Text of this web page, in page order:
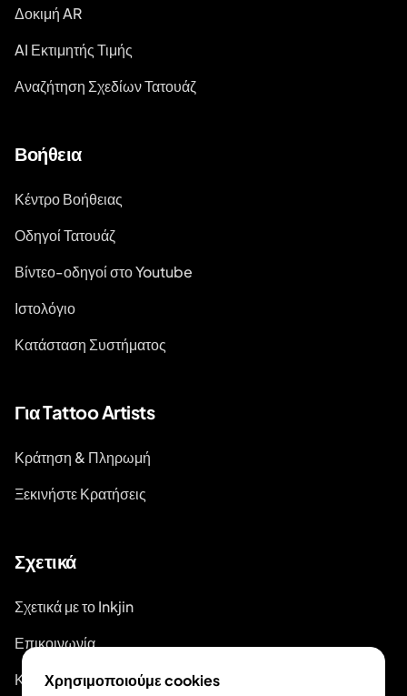
Δοκιμή AR
AI Εκτιμητής Τιμής
Αναζήτηση Σχεδίων Τατουάζ
Βοήθεια
Κέντρο Βοήθειας
Οδηγοί Τατουάζ
Βίντεο-οδηγοί στο Youtube
Ιστολόγιο
Κατάσταση Συστήματος
Για Tattoo Artists
Κράτηση & Πληρωμή
Ξεκινήστε Κρατήσεις
Σχετικά
Σχετικά με το Inkjin
Επικοινωνία
Κιτ Επωνυμίας
Χρησιμοποιούμε cookies